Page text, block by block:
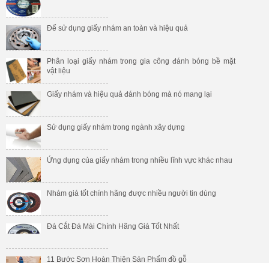
Để sử dụng giấy nhám an toàn và hiệu quả
Phân loại giấy nhám trong gia công đánh bóng bề mặt
vật liệu
Giấy nhám và hiệu quả đánh bóng mà nó mang lại
Sử dụng giấy nhám trong ngành xây dựng
Ứng dụng của giấy nhám trong nhiều lĩnh vực khác nhau
Nhám giá tốt chính hãng được nhiều người tin dùng
Đá Cắt Đá Mài Chính Hãng Giá Tốt Nhất
11 Bước Sơn Hoàn Thiện Sản Phẩm đồ gỗ
Da-cat-INOX--AS60T-
107x1.2x16-Osborn
Da-cat-INOX--AS46T-
125x1.6x22.23-Osborn
Da-cat-INOX--AS30T-
180x2.0x22.23-Osborn
355x3.0x25.4-Osborn